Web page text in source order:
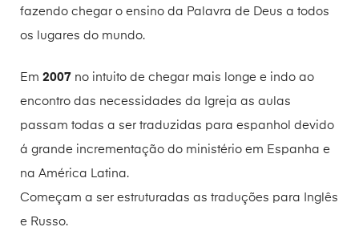
fazendo chegar o ensino da Palavra de Deus a todos
os lugares do mundo.
Em 2007 no intuito de chegar mais longe e indo ao
encontro das necessidades da Igreja as aulas
passam todas a ser traduzidas para espanhol devido
á grande incrementação do ministério em Espanha e
na América Latina.
Começam a ser estruturadas as traduções para Inglês
e Russo.